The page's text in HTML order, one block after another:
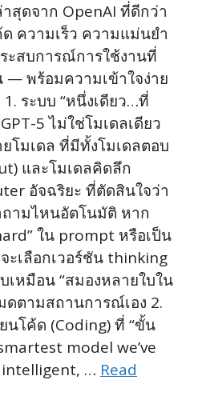
สุดจาก OpenAI ที่ดีกว่า
ด ความเร็ว ความแม่นยำ
ะสบการณ์การใช้งานที่
พร้อมความเข้าใจง่าย
ระบบ “หนึ่งเดียว…ที่
5 ไม่ใช่โมเดลเดียว
โมเดล ที่มีทั้งโมเดลตอบ
และโมเดลคิดลึก
อัจฉริยะ ที่ตัดสินใจว่า
ามไหนอัตโนมัติ หาก
ใน prompt หรือเป็น
ะเลือกเวอร์ชัน thinking
เหมือน “สมองหลายใบใน
ดตามสถานการณ์เอง 2.
นโค้ด (Coding) ที่ “ขั้น
model we’ve
… Read